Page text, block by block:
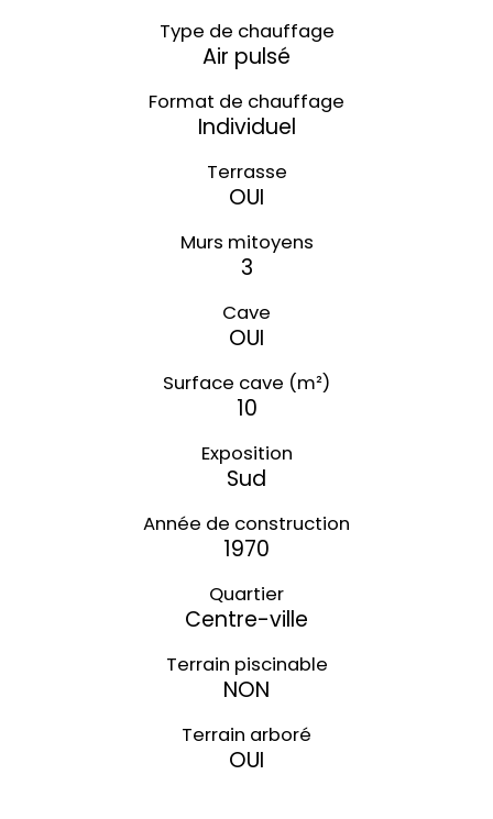
Type de chauffage
Air pulsé
Format de chauffage
Individuel
Terrasse
OUI
Murs mitoyens
3
Cave
OUI
Surface cave (m²)
10
Exposition
Sud
Année de construction
1970
Quartier
Centre-ville
Terrain piscinable
NON
Terrain arboré
OUI